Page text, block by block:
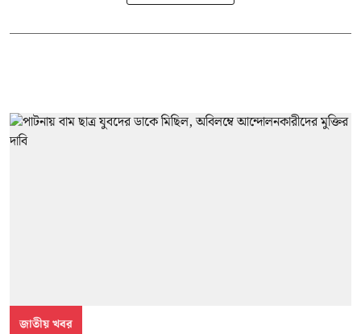
জাতীয় খবর